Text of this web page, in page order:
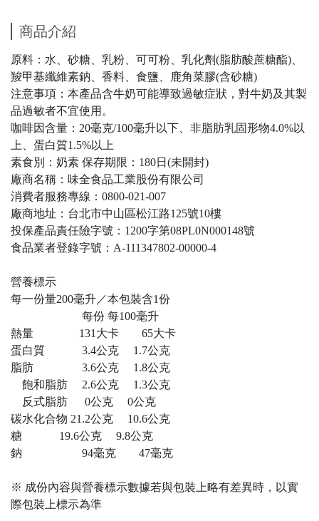
商品介紹
原料：水、砂糖、乳粉、可可粉、乳化劑(脂肪酸蔗糖酯)、
羧甲基纖維素鈉、香料、食鹽、鹿角菜膠(含砂糖)
注意事項：本產品含牛奶可能導致過敏症狀，對牛奶及其製
品過敏者不宜使用。
咖啡因含量：20毫克/100毫升以下、非脂肪乳固形物4.0%以
上、蛋白質1.5%以上
素食別：奶素 保存期限：180日(未開封)
廠商名稱：味全食品工業股份有限公司
消費者服務專線：0800-021-007
廠商地址：台北市中山區松江路125號10樓
投保產品責任險字號：1200字第08PL0N000148號
食品業者登錄字號：A-111347802-00000-4
營養標示
每一份量200毫升／本包裝含1份
每份 每100毫升
熱量 131大卡 65大卡
蛋白質 3.4公克 1.7公克
脂肪 3.6公克 1.8公克
飽和脂肪 2.6公克 1.3公克
反式脂肪 0公克 0公克
碳水化合物 21.2公克 10.6公克
糖 19.6公克 9.8公克
鈉 94毫克 47毫克
※ 成份內容與營養標示數據若與包裝上略有差異時，以實
際包裝上標示為準